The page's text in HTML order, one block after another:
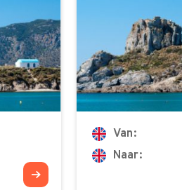
Van
Naar